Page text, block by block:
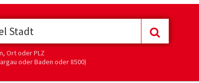
Ort oder PLZ
oder Baden oder 8500)